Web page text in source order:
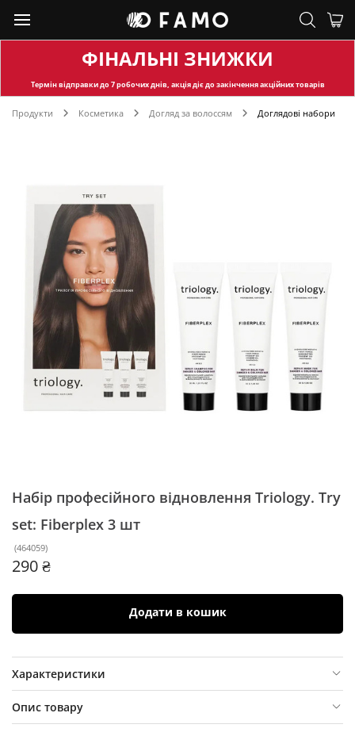
ФІНАЛЬНІ ЗНИЖКИ
Термін відправкидо 7 робочих днів, акція діє до закінчення акційних товарів
Продукти Косметика Догляд за волоссям Доглядові набори
Набір професійного відновлення Triology. Try
set: Fiberplex 3 шт
(464059)
290 ₴
Додати в кошик
Характеристики
Опис товару